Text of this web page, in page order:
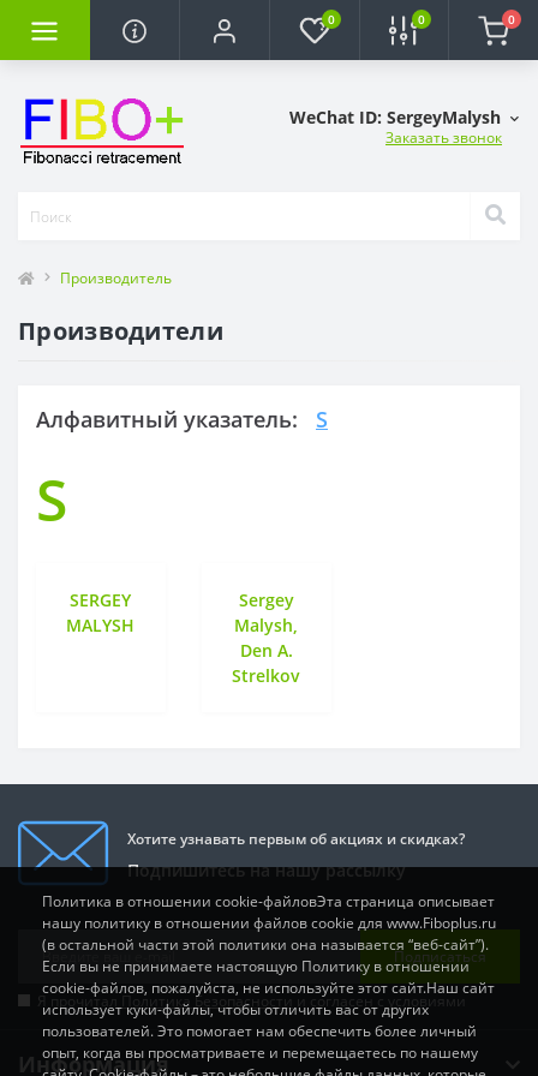
0 0 0
WeChat ID: SergeyMalysh
Заказать звонок
Производитель
Производители
Алфавитный указатель: S
S
SERGEY
MALYSH
Sergey
Malysh,
Den A.
Strelkov
Хотите узнавать первым об акциях и скидках?
Подпишитесь на нашу рассылку
Подписаться
Я прочитал Политика Безопасности и согласен с условиями
Информация
Политика в отношении cookie-файловЭта страница описывает
нашу политику в отношении файлов cookie для www.Fiboplus.ru
(в остальной части этой политики она называется “веб-сайт”).
Если вы не принимаете настоящую Политику в отношении
cookie-файлов, пожалуйста, не используйте этот сайт.Наш сайт
использует куки-файлы, чтобы отличить вас от других
пользователей. Это помогает нам обеспечить более личный
опыт, когда вы просматриваете и перемещаетесь по нашему